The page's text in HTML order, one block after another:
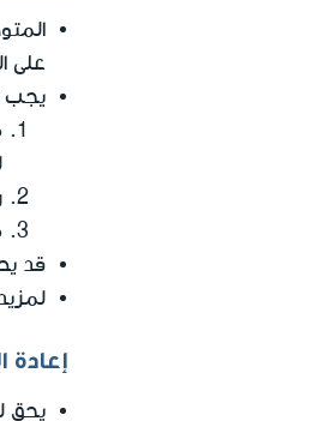
على
يجب
قد
يحق